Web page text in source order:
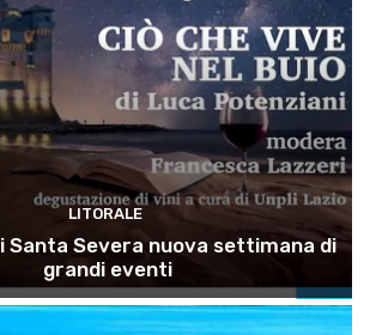
LITORALE
Santa Severa nuova settimana di
grandi eventi